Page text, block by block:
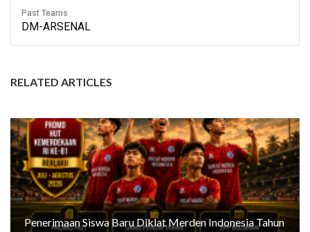
Past Teams
DM-ARSENAL
RELATED ARTICLES
Penerimaan Siswa Baru Diklat Merden Indonesia Tahun